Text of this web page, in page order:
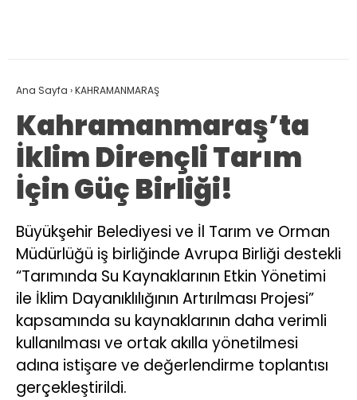
Ana Sayfa ›KAHRAMANMARAŞ
Kahramanmaraş’ta
İklim Dirençli Tarım
İçin Güç Birliği!
Büyükşehir Belediyesi ve İl Tarım ve Orman
Müdürlüğü iş birliğinde Avrupa Birliği destekli
“Tarımında Su Kaynaklarının Etkin Yönetimi
ile İklim Dayanıklılığının Artırılması Projesi”
kapsamında su kaynaklarının daha verimli
kullanılması ve ortak akılla yönetilmesi
adına istişare ve değerlendirme toplantısı
gerçekleştirildi.